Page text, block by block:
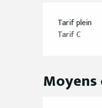
Tarif plein
Tarif C